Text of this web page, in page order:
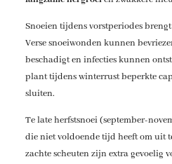
Snoeien tijdens vorstperiodes brengt
Verse snoeiwonden kunnen
beschadigt en infecties kunnen
plant tijdens winterrust beperkte
sluiten.
Te late herfstsnoei (september-
die niet voldoende tijd heeft om uit
zachte scheuten zijn extra gevoelig